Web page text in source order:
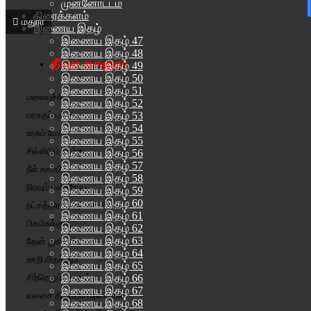
முன்னோட்டம்
திரைக்களம்
இணைய இதழ்
இணைய இதழ் 47
இணைய இதழ் 48
இணைய இதழ் 49
இணைய இதழ் 50
இணைய இதழ் 51
இணைய இதழ் 52
இணைய இதழ் 53
இணைய இதழ் 54
இணைய இதழ் 55
இணைய இதழ் 56
இணைய இதழ் 57
இணைய இதழ் 58
இணைய இதழ் 59
இணைய இதழ் 60
இணைய இதழ் 61
இணைய இதழ் 62
இணைய இதழ் 63
இணைய இதழ் 64
இணைய இதழ் 65
இணைய இதழ் 66
இணைய இதழ் 67
இணைய இதழ் 68
மதுரா
நீயும் நானும்
மலையுச்சி..
மரகதப் பச்சை
உரசும் மேகம்
சில்லிடும் காற்று..
நீள் காம்பில்
நிரவும் பன்னீர்ப்பூ..
நட்சத்திர நெருடல்களில்
பிசுபிசுக்கும்
தேன் துளிகள்..
ஊறி மிதக்கும்
சிற்றெறும்புகளாய்
வலசை திரும்பும் பறவைகள்..